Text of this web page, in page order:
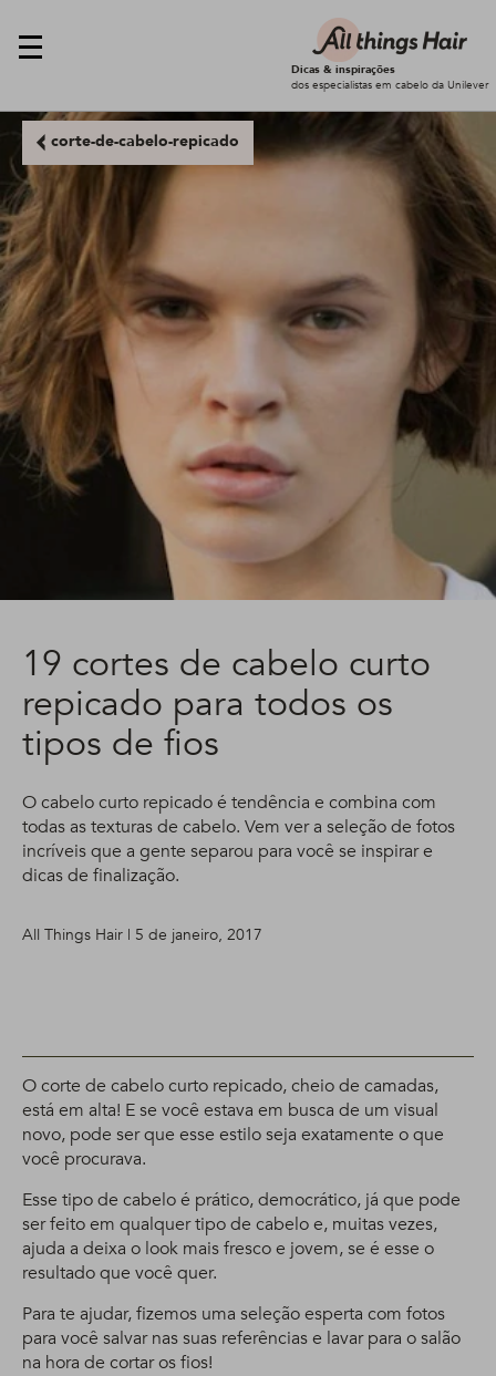
Dicas & inspirações
dos especialistas em cabelo da Unilever
corte-de-cabelo-repicado
19 cortes de cabelo curto
repicado para todos os
tipos de fios
O cabelo curto repicado é tendência e combina com
todas as texturas de cabelo. Vem ver a seleção de fotos
incríveis que a gente separou para você se inspirar e
dicas de finalização.
All Things Hair | 5 de janeiro, 2017
O corte de cabelo curto repicado, cheio de camadas,
está em alta! E se você estava em busca de um visual
novo, pode ser que esse estilo seja exatamente o que
você procurava.
Esse tipo de cabelo é prático, democrático, já que pode
ser feito em qualquer tipo de cabelo e, muitas vezes,
ajuda a deixa o look mais fresco e jovem, se é esse o
resultado que você quer.
Para te ajudar, fizemos uma seleção esperta com fotos
para você salvar nas suas referências e lavar para o salão
na hora de cortar os fios!